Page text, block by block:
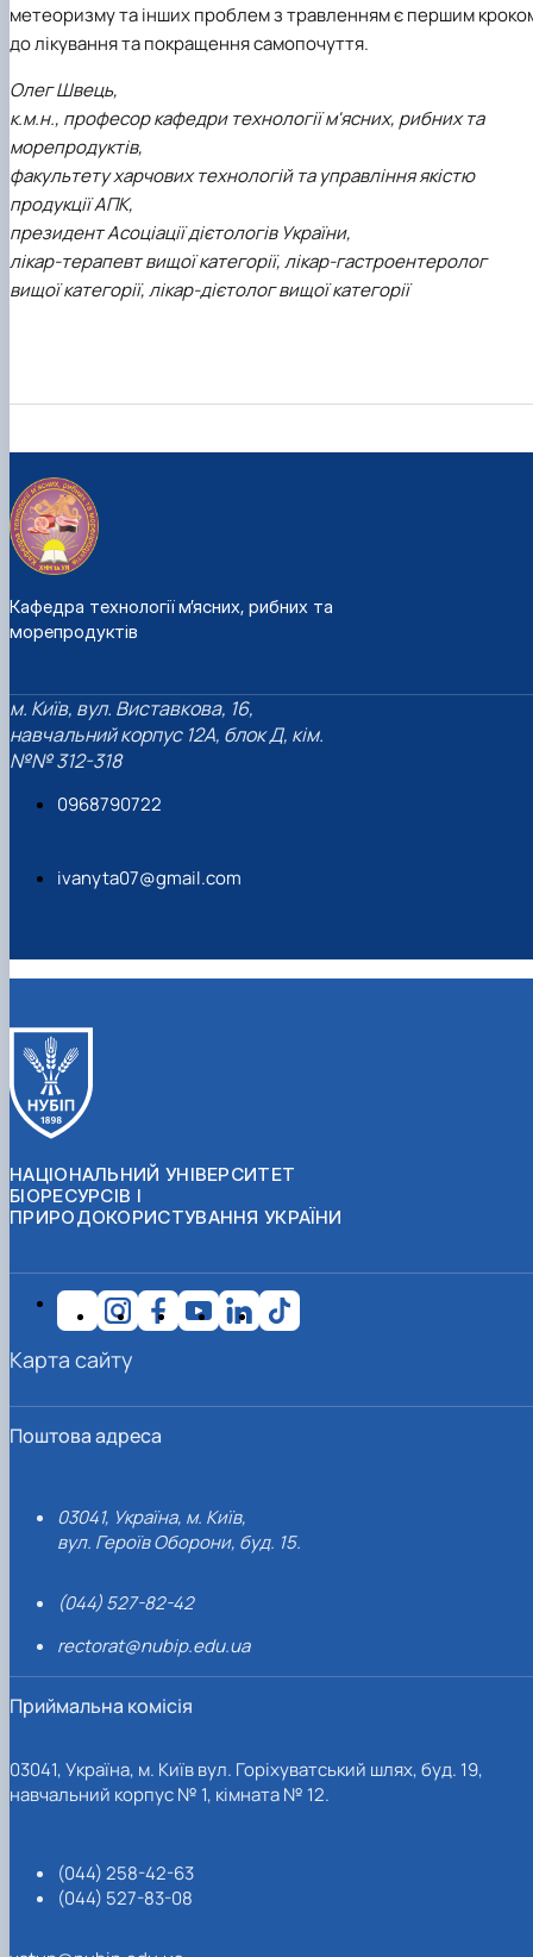
метеоризму та інших проблем з травленням є першим
до лікування та покращення самопочуття.
Олег Швець,
к.м.н., професор кафедри технології м'ясних, рибних та
морепродуктів,
факультету харчових технологій та управління якістю
продукції АПК,
президент Асоціації дієтологів України,
лікар-терапевт вищої категорії, лікар-гастроентеролог
вищої категорії, лікар-дієтолог вищої категорії
Кафедра технології м’ясних, рибних та
морепродуктів
м. Київ, вул. Виставкова, 16,
навчальний корпус 12А, блок Д, кім.
№№ 312-318
0968790722
ivanyta07@gmail.com
НАЦІОНАЛЬНИЙ УНІВЕРСИТЕТ
БІОРЕСУРСІВ І
ПРИРОДОКОРИСТУВАННЯ УКРАЇНИ
Поштова адреса
03041, Україна, м. Київ,
вул. Героїв Оборони, буд. 15.
(044) 527-82-42
rectorat@nubip.edu.ua
Приймальна комісія
03041, Україна, м. Київ вул. Горіхуватський шлях, буд. 19,
навчальний корпус № 1, кімната № 12.
(044) 258-42-63
(044) 527-83-08
Карта сайту